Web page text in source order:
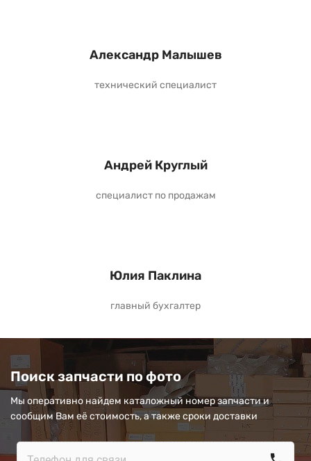
Александр Малышев
технический специалист
Андрей Круглый
специалист по продажам
Юлия Паклина
главный бухгалтер
Поиск запчасти по фото
Мы оперативно найдем каталожный номер запчасти и
сообщим Вам её стоимость, а также сроки доставки